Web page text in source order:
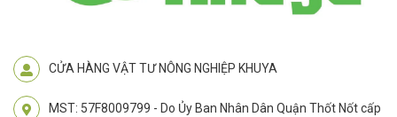
CỬA HÀNG VẬT TƯ NÔNG NGHIỆP KHUYA
MST: 57F8009799 - Do Ủy Ban Nhân Dân Quận Thốt Nốt cấp